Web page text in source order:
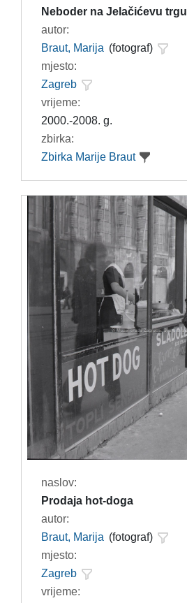
Neboder na Jelačićevu trgu
autor:
Braut, Marija (fotograf)
mjesto:
Zagreb
vrijeme:
2000.-2008. g.
zbirka:
Zbirka Marije Braut
naslov:
Prodaja hot-doga
autor:
Braut, Marija (fotograf)
mjesto:
Zagreb
vrijeme: